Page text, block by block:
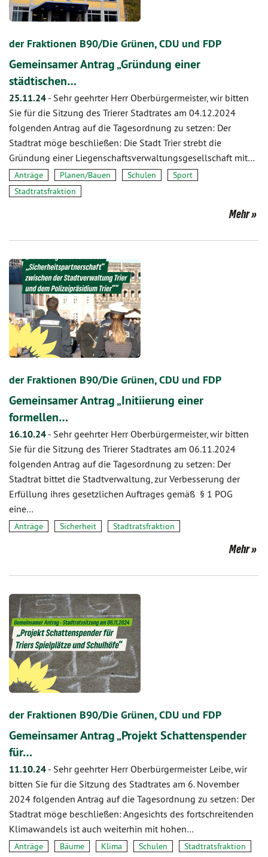
der Fraktionen B90/Die Grünen, CDU und FDP
Gemeinsamer Antrag „Gründung einer
städtischen…
25.11.24 - Sehr geehrter Herr Oberbürgermeister, wir bitten
Sie für die Sitzung des Trierer Stadtrates am 04.12.2024
folgenden Antrag auf die Tagesordnung zu setzen: Der
Stadtrat möge beschließen: Die Stadt Trier strebt die
Gründung einer Liegenschaftsverwaltungsgesellschaft mit…
Anträge Planen/Bauen Schulen
Sport
Stadtratsfraktion
Mehr
der Fraktionen B90/Die Grünen, CDU und FDP
Gemeinsamer Antrag „Initiierung einer
formellen…
16.10.24 - Sehr geehrter Herr Oberbürgermeister, wir bitten
Sie für die Sitzung des Trierer Stadtrates am 06.11.2024
folgenden Antrag auf die Tagesordnung zu setzen: Der
Stadtrat bittet die Stadtverwaltung, zur Verbesserung der
Erfüllung ihres gesetzlichen Auftrages gemäß § 1 POG
eine…
Anträge Sicherheit Stadtratsfraktion
Mehr
der Fraktionen B90/Die Grünen, CDU und FDP
Gemeinsamer Antrag „Projekt Schattenspender
für…
11.10.24 - Sehr geehrter Herr Oberbürgermeister Leibe, wir
bitten Sie für die Sitzung des Stadtrates am 6. November
2024 folgenden Antrag auf die Tagesordnung zu setzen: Der
Stadtrat möge beschließen: Angesichts des fortschreitenden
Klimawandels ist auch weiterhin mit hohen…
Anträge Bäume Klima Schulen Stadtratsfraktion